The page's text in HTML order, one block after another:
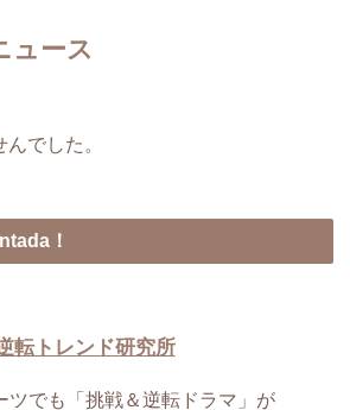
ュース
でした。
！
転トレンド研究所
ツでも「挑戦＆逆転ドラマ」が